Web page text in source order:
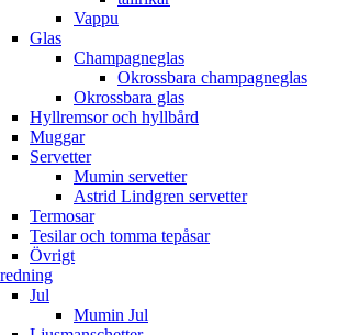
Vappu
Glas
Champagneglas
Okrossbara champagneglas
Okrossbara glas
Hyllremsor och hyllbård
Muggar
Servetter
Mumin servetter
Astrid Lindgren servetter
Termosar
Tesilar och tomma tepåsar
Övrigt
Jul
Mumin Jul